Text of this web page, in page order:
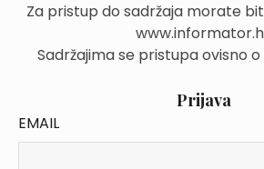
Za pristup do sadržaja morate
Sadržajima se pristupa ovisno
Prijava
EMAIL